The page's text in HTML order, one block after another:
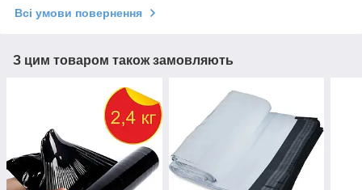
Всі умови повернення
З цим товаром також замовляють